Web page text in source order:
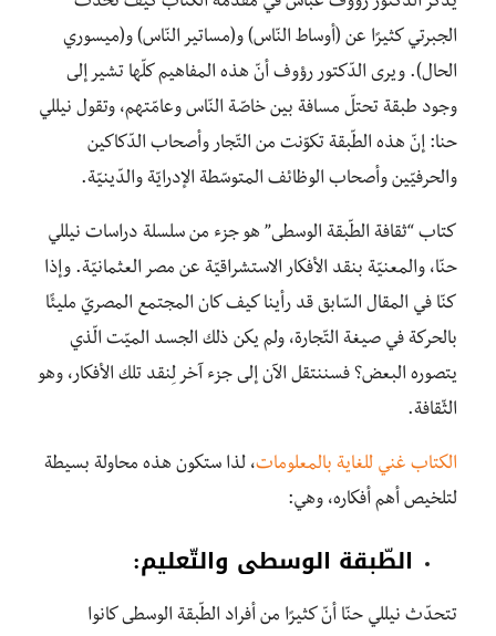
الجبرتي كثيرًا عن (أوساط النّاس) و(مساتير النّاس) و(ميسوري
الحال). ويرى الدّكتور رؤوف أنّ هذه المفاهيم كلّها تشير إلى
وجود طبقة تحتلّ مسافة بين خاصّة النّاس وعامّتهم، وتقول نيللي
حنا: إنّ هذه الطّبقة تكوّنت من التّجار وأصحاب الدّكاكين
والحرفيّين وأصحاب الوظائف المتوسّطة الإدرايّة والدّينيّة.
كتاب “ثقافة الطّبقة الوسطى” هو جزء من سلسلة دراسات نيللي
حنّا، والمعنيّة بنقد الأفكار الاستشراقيّة عن مصر العثمانيّة. وإذا
كنّا في المقال السّابق قد رأينا كيف كان المجتمع المصريّ مليئًا
بالحركة في صيغة التّجارة، ولم يكن ذلك الجسد الميّت الّذي
يتصوره البعض؟ فسننتقل الآن إلى جزء آخر لِنقد تلك الأفكار، وهو
الثّقافة.
الكتاب غني للغاية بالمعلومات، لذا ستكون هذه محاولة بسيطة
لتلخيص أهم أفكاره، وهي:
الطّبقة الوسطى والتّعليم:
تتحدّث نيللي حنّا أنّ كثيرًا من أفراد الطّبقة الوسطى كانوا